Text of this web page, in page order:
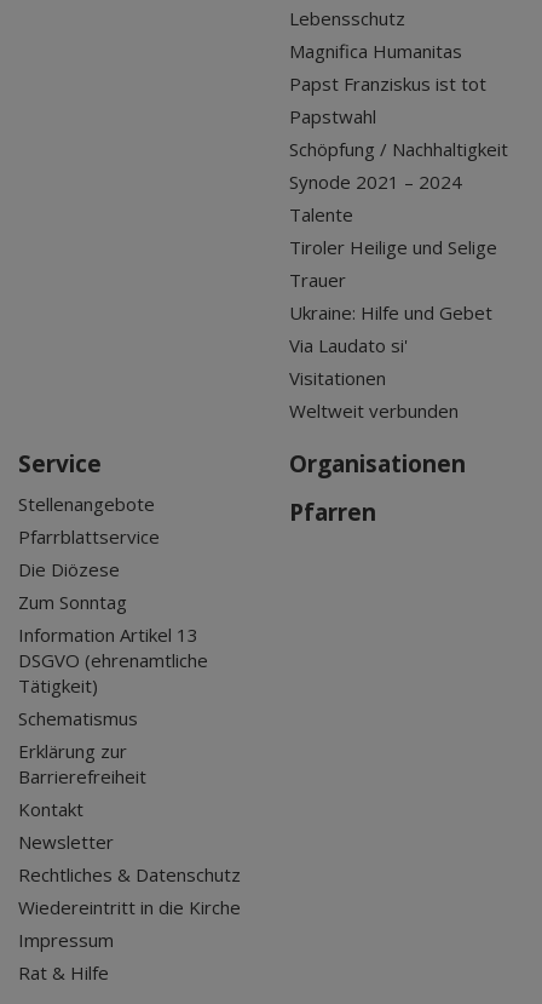
Lebensschutz
Magnifica Humanitas
Papst Franziskus ist tot
Papstwahl
Schöpfung / Nachhaltigkeit
Synode 2021 – 2024
Talente
Tiroler Heilige und Selige
Trauer
Ukraine: Hilfe und Gebet
Via Laudato si'
Visitationen
Weltweit verbunden
Service
Stellenangebote
Pfarrblattservice
Die Diözese
Zum Sonntag
Information Artikel 13
DSGVO (ehrenamtliche
Tätigkeit)
Schematismus
Erklärung zur
Barrierefreiheit
Kontakt
Newsletter
Rechtliches & Datenschutz
Wiedereintritt in die Kirche
Impressum
Rat & Hilfe
Organisationen
Pfarren